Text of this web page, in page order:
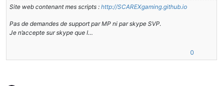
Site web contenant mes scripts : http://SCAREXgaming.github.io
Pas de demandes de support par MP ni par skype SVP.
Je n’accepte sur skype que l…
0